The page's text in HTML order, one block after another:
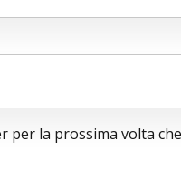
per la prossima volta